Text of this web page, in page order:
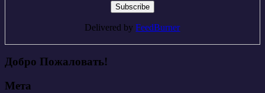
Delivered byFeedBurner
Добро Пожаловать!
Мета